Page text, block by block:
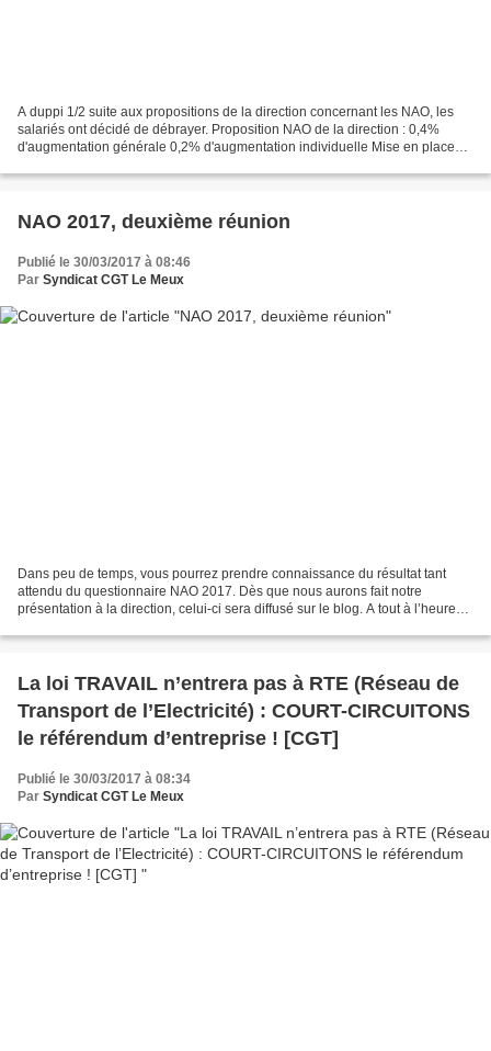
A duppi 1/2 suite aux propositions de la direction concernant les NAO, les
salariés ont décidé de débrayer. Proposition NAO de la direction : 0,4%
d'augmentation générale 0,2% d'augmentation individuelle Mise en place
NAO 2017, deuxième réunion
Publié le 30/03/2017 à 08:46
Par Syndicat CGT Le Meux
Dans peu de temps, vous pourrez prendre connaissance du résultat tant
attendu du questionnaire NAO 2017. Dès que nous aurons fait notre
présentation à la direction, celui-ci sera diffusé sur le blog. A tout à l’heure…
La loi TRAVAIL n’entrera pas à RTE (Réseau de
Transport de l’Electricité) : COURT-CIRCUITONS
le référendum d’entreprise ! [CGT]
Publié le 30/03/2017 à 08:34
Par Syndicat CGT Le Meux